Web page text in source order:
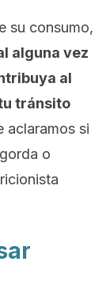
su consumo,
alguna vez
al
tránsito
aclaramos si
o